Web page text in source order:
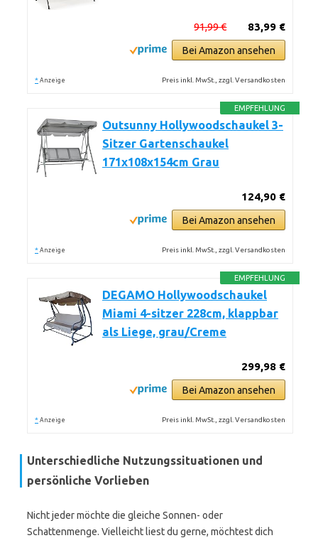
83,99 €
91,99 €
Bei Amazon ansehen
* Anzeige Preis inkl. MwSt., zzgl. Versandkosten
EMPFEHLUNG
Outsunny Hollywoodschaukel 3-
Sitzer Gartenschaukel
171x108x154cm Grau
124,90 €
Bei Amazon ansehen
* Anzeige Preis inkl. MwSt., zzgl. Versandkosten
EMPFEHLUNG
DEGAMO Hollywoodschaukel
Miami 4-sitzer 228cm, klappbar
als Liege, grau/Creme
299,98 €
Bei Amazon ansehen
* Anzeige Preis inkl. MwSt., zzgl. Versandkosten
Unterschiedliche Nutzungssituationen und
persönliche Vorlieben
Nicht jeder möchte die gleiche Sonnen- oder
Schattenmenge. Vielleicht liest du gerne, möchtest dich